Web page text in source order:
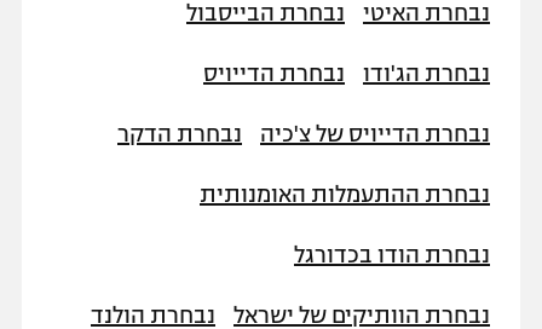
נבחרת האיטי נבחרת הבייסבול
נבחרת הג'ודו נבחרת הדייויס
נבחרת הדייויס של צ'כיה נבחרת הדקר
נבחרת ההתעמלות האומנותית
נבחרת הודו בכדורגל
נבחרת הוותיקים של ישראל נבחרת הולנד